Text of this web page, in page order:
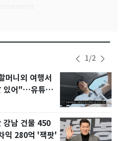
1/2
머니외 여행서
있어"…유튜브
강남 건물 450
익 280억 '잭팟'